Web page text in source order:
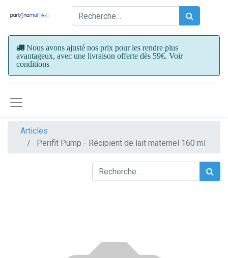
Nous avons ajusté nos prix pour les rendre plus
avantageux, avec une livraison offerte dès 59€. Voir
conditions
Articles
Perifit Pump - Récipient de lait maternel 160 ml